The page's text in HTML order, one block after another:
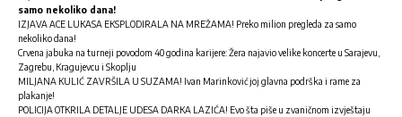
samo nekoliko dana!
IZJAVA ACE LUKASA EKSPLODIRALA NA MREŽAMA! Preko milion pregleda za samo
nekoliko dana!
Crvena jabuka na turneji povodom 40 godina karijere: Žera najavio velike koncerte u Sarajevu,
Zagrebu, Kragujevcu i Skoplju
MILJANA KULIĆ ZAVRŠILA U SUZAMA! Ivan Marinković joj glavna podrška i rame za
plakanje!
POLICIJA OTKRILA DETALJE UDESA DARKA LAZIĆA! Evo šta piše u zvaničnom izvještaju